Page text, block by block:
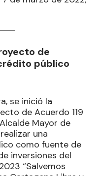
de
público
se inició la
de Acuerdo 119
Mayor de
una
como fuente de
inversiones del
“Salvemos